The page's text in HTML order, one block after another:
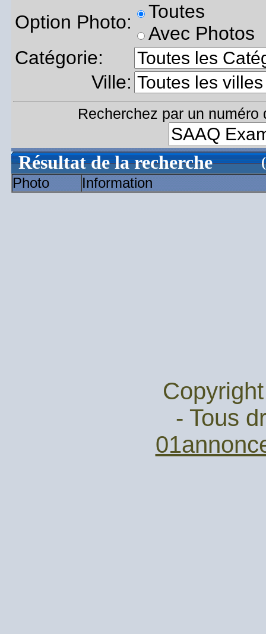
Option Photo:
Toutes
Avec Photos
Catégorie:
Ville:
Recherchez par un
Résultat de la recherche
Photo Information
- Tous